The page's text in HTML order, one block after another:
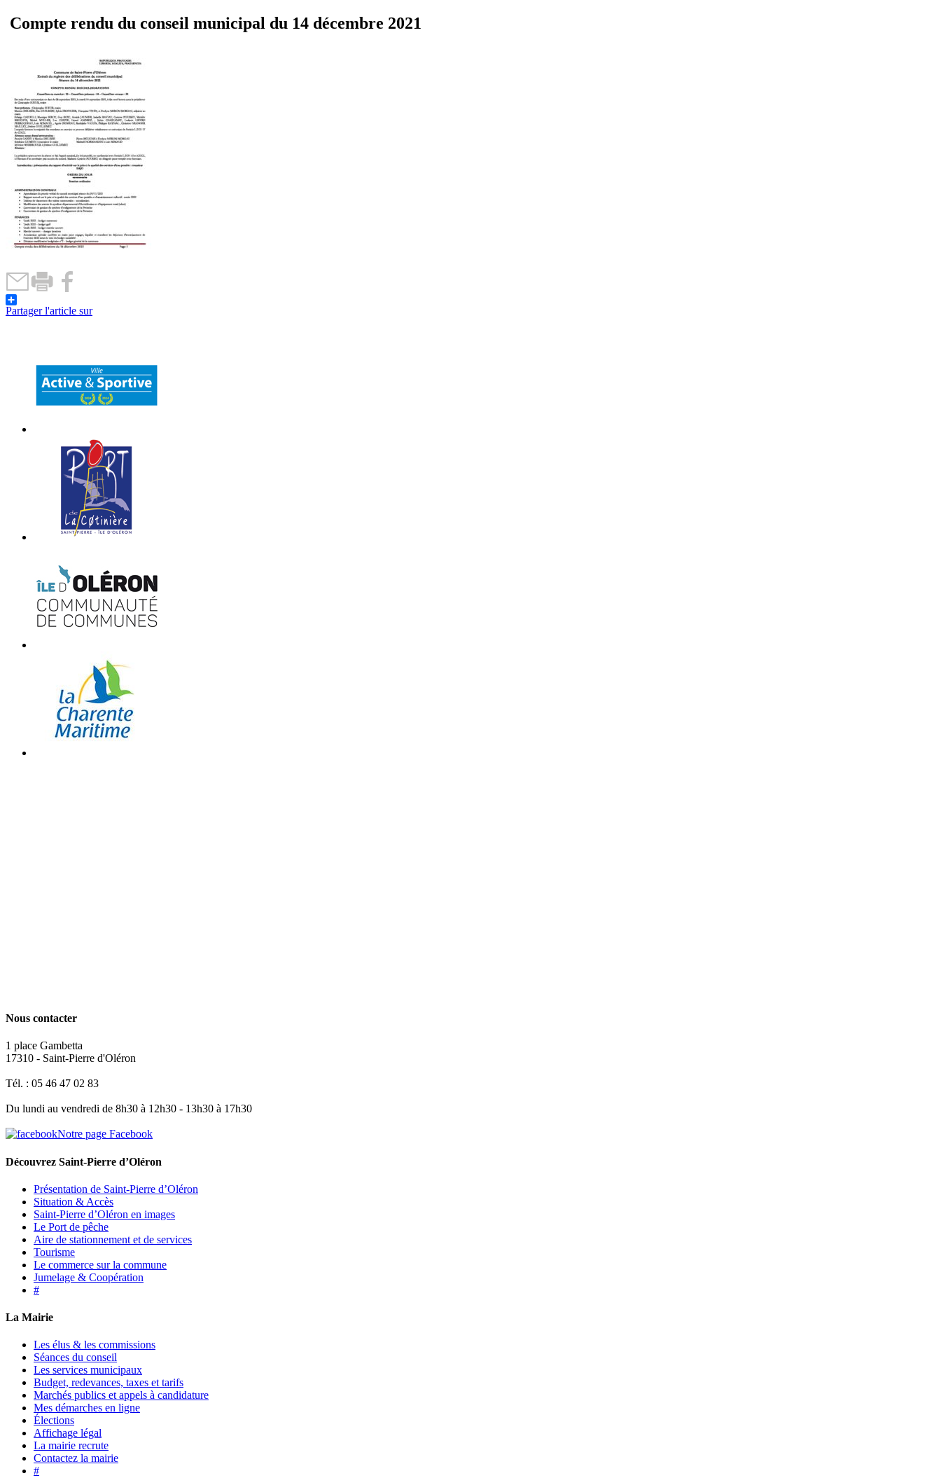
Compte rendu du conseil municipal du 14 décembre 2021
Partager l'article sur
Nous contacter
1 place Gambetta
17310 - Saint-Pierre d'Oléron
Tél. : 05 46 47 02 83
Du lundi au vendredi de 8h30 à 12h30 - 13h30 à 17h30
Notre page Facebook
Découvrez Saint-Pierre d’Oléron
Présentation de Saint-Pierre d’Oléron
Situation & Accès
Saint-Pierre d’Oléron en images
Le Port de pêche
Aire de stationnement et de services
Tourisme
Le commerce sur la commune
Jumelage & Coopération
#
La Mairie
Les élus & les commissions
Séances du conseil
Les services municipaux
Budget, redevances, taxes et tarifs
Marchés publics et appels à candidature
Mes démarches en ligne
Élections
Affichage légal
La mairie recrute
Contactez la mairie
#